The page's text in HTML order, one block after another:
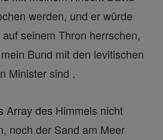
werden, und er würde
seinem Thron herrschen,
Bund mit den levitischen
Minister sind .
Array des Himmels nicht
noch der Sand am Meer